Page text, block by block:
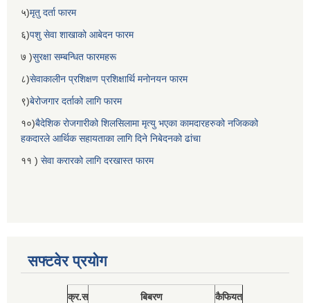
५)मृतु दर्ता फारम
६)पशु सेवा शाखाको आबेदन फारम
७ )सुरक्षा सम्बन्धित फारमहरू
८)सेवाकालीन प्रशिक्षण प्रशिक्षार्थि मनोनयन फारम
९)बेरोजगार दर्ताको लागि फारम
१०)बैदेशिक रोजगारीको शिलसिलामा मृत्यु भएका कामदारहरुको नजिकको
हकदारले आर्थिक सहायताका लागि दिने निबेदनको ढांचा
११ ) सेवा करारको लागि दरखास्त फारम
सफ्टवेर प्रयोग
क्र.स बिबरण कैफियत